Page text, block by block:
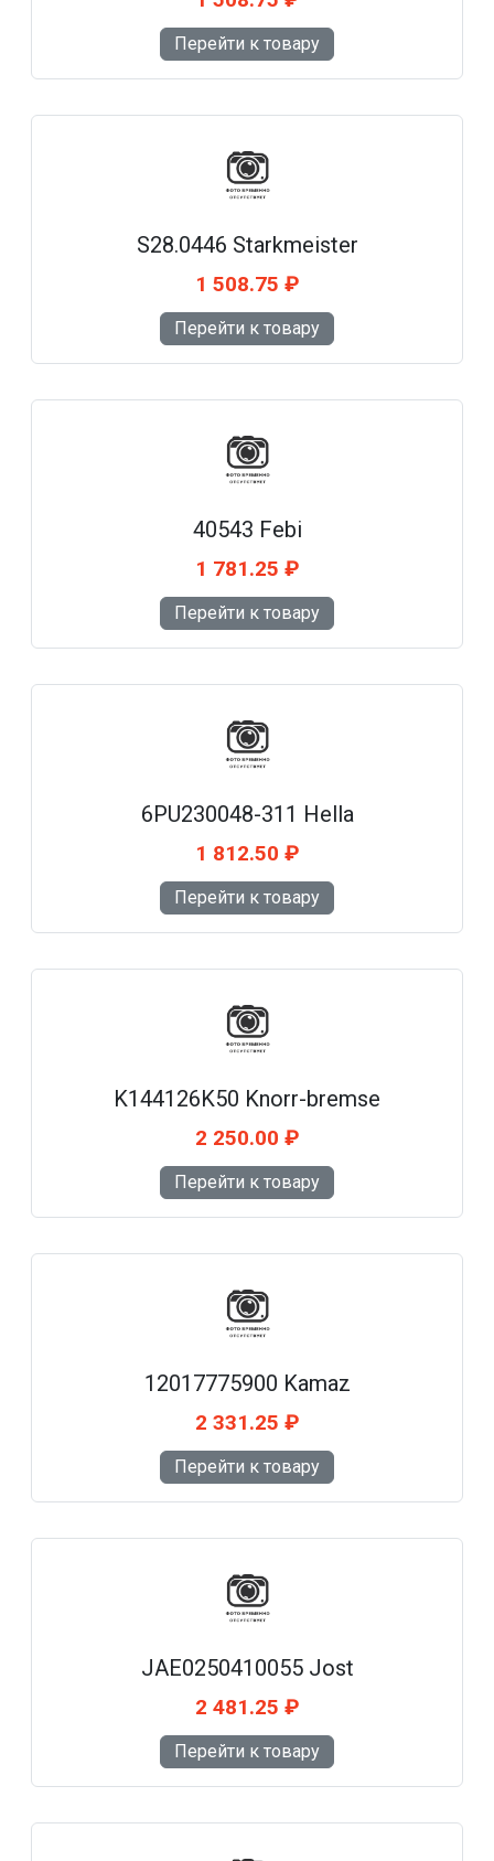
Перейти к товару
S28.0446 Starkmeister
1 508.75 ₽
Перейти к товару
40543 Febi
1 781.25 ₽
Перейти к товару
6PU230048-311 Hella
1 812.50 ₽
Перейти к товару
K144126K50 Knorr-bremse
2 250.00 ₽
Перейти к товару
12017775900 Kamaz
2 331.25 ₽
Перейти к товару
JAE0250410055 Jost
2 481.25 ₽
Перейти к товару